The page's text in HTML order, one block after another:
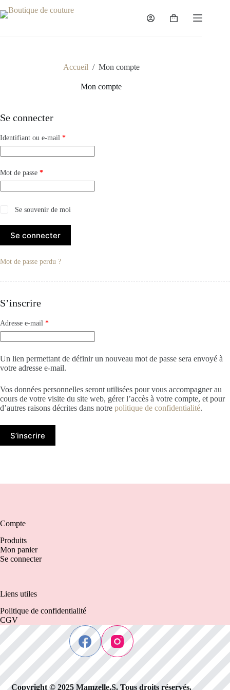
au
Panier
Accueil / Mon compte
Mon compte
Se connecter
Identifiant ou e-mail *Obligatoire
Mot de passe *Obligatoire
Se souvenir de moi
Se connecter
Mot de passe perdu ?
S’inscrire
Adresse e-mail *Obligatoire
Un lien permettant de définir un nouveau mot de passe sera envoyé à
votre adresse e-mail.
Vos données personnelles seront utilisées pour vous accompagner au
cours de votre visite du site web, gérer l’accès à votre compte, et pour
d’autres raisons décrites dans notre politique de confidentialité.
S’inscrire
Compte
Produits
Mon panier
Se connecter
Liens utiles
Politique de confidentialité
CGV
Copyright © 2025 Mamzelle.S. Tous droits réservés.